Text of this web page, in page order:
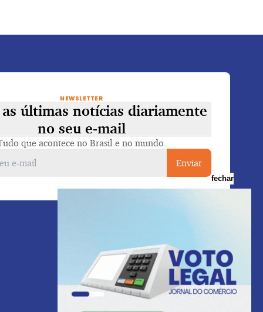
NEWSLETTER
as últimas notícias diariamente
no seu e-mail
que acontece no Brasil e no mundo.
Enviar
fechar